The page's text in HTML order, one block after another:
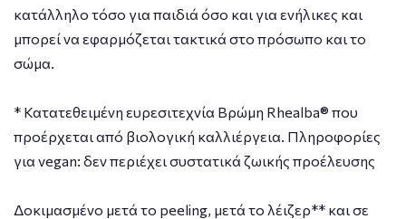
κατάλληλο τόσο για παιδιά όσο και για ενήλικες και
μπορεί να εφαρμόζεται τακτικά στο πρόσωπο και το
σώμα.
* Κατατεθειμένη ευρεσιτεχνία Βρώμη Rhealba® που
προέρχεται από βιολογική καλλιέργεια. Πληροφορίες
για vegan: δεν περιέχει συστατικά ζωικής προέλευσης
Δοκιμασμένο μετά το peeling, μετά το λέιζερ** και σε